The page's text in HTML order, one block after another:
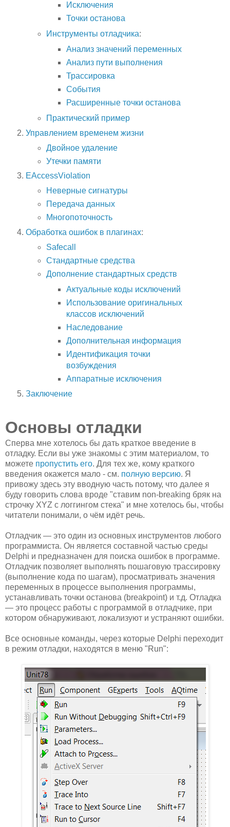
Исключения
Точки останова
Инструменты отладчика:
Анализ значений переменных
Анализ пути выполнения
Трассировка
События
Расширенные точки останова
Практический пример
Управлением временем жизни
Двойное удаление
Утечки памяти
EAccessViolation
Неверные сигнатуры
Передача данных
Многопоточность
Обработка ошибок в плагинах:
Safecall
Стандартные средства
Дополнение стандартных средств
Актуальные коды исключений
Использование оригинальных
классов исключений
Наследование
Дополнительная информация
Идентификация точки
возбуждения
Аппаратные исключения
Заключение
Основы отладки
Сперва мне хотелось бы дать краткое введение в
отладку. Если вы уже знакомы с этим материалом, то
можете пропустить его. Для тех же, кому краткого
введения окажется мало - см. полную версию. Я
привожу здесь эту вводную часть потому, что далее я
буду говорить слова вроде "ставим non-breaking бряк на
строчку XYZ с логгингом стека" и мне хотелось бы, чтобы
читатели понимали, о чём идёт речь.
Отладчик — это один из основных инструментов любого
программиста. Он является составной частью среды
Delphi и предназначен для поиска ошибок в программе.
Отладчик позволяет выполнять пошаговую трассировку
(выполнение кода по шагам), просматривать значения
переменных в процессе выполнения программы,
устанавливать точки останова (breakpoint) и т.д. Отладка
— это процесс работы с программой в отладчике, при
котором обнаруживают, локализуют и устраняют ошибки.
Все основные команды, через которые Delphi переходит
в режим отладки, находятся в меню "Run":